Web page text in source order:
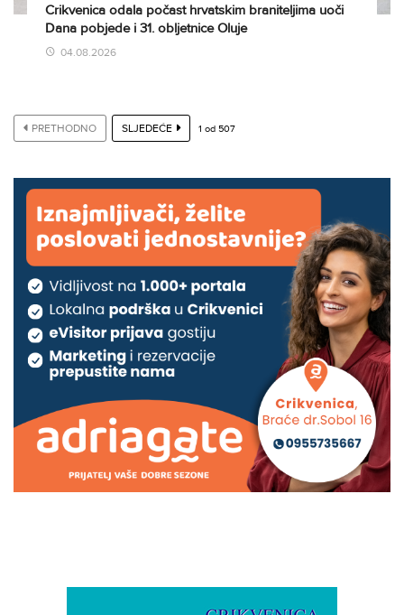
Crikvenica odala počast hrvatskim braniteljima uoči
Dana pobjede i 31. obljetnice Oluje
04.08.2026
PRETHODNO SLJEDEĆE 1 od 507